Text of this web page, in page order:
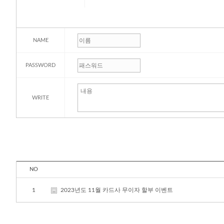
NAME
PASSWORD
WRITE
NO
1 2023년도 11월 카드사 무이자 할부 이벤트